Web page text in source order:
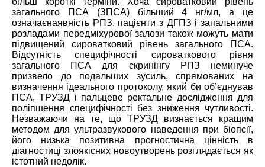
загального ПСА (ЗПСА) більший 4 нг/мл,а це
означаєнаявність РПЗ, пацієнти з ДГПЗ і запальними
розладами передміхурової залози також можуть мати
підвищений сироватковий рівень загального ПСА.
Відсутність специфічності сироваткового рівня
загального ПСА для скринінгу РПЗ неминуче
призвело до подальших зусиль, спрямованих на
визначення ідеального протоколу, який би об’єднував
ПСА, ТРУЗД і пальцеве ректальне дослідження для
поліпшення специфічності без зниження чутливості.
Незважаючи на те, що ТРУЗД визнається кращим
методом для ультразвукового наведення при біопсії,
його низька позитивна прогностична цінність в
діагностиці злоякісних новоутворень розглядається як
істотний недолік.